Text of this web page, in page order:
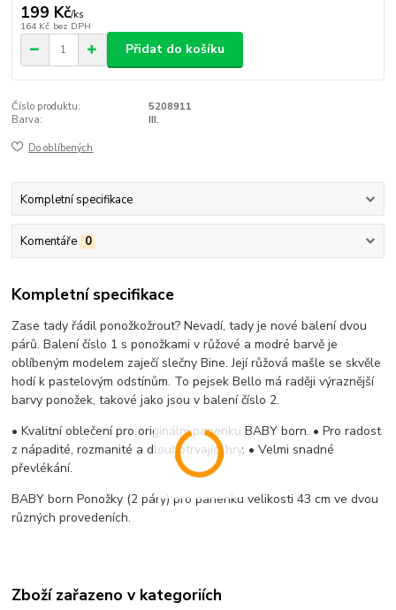
199 Kč/ks
164 Kč bez DPH
Přidat do košíku
Číslo produktu:
5208911
Barva:
III.
Do oblíbených
Kompletní specifikace
Komentáře 0
Kompletní specifikace
Zase tady řádil ponožkožrout? Nevadí, tady je nové balení dvou
párů. Balení číslo 1 s ponožkami v růžové a modré barvě je
oblíbeným modelem zaječí slečny Bine. Její růžová mašle se skvěle
hodí k pastelovým odstínům. To pejsek Bello má raději výraznější
barvy ponožek, takové jako jsou v balení číslo 2.
• Kvalitní oblečení pro originální panenku BABY born. • Pro radost
z nápadité, rozmanité a dlouhotrvající hry. • Velmi snadné
převlékání.
BABY born Ponožky (2 páry) pro panenku velikosti 43 cm ve dvou
různých provedeních.
Zboží zařazeno v kategoriích